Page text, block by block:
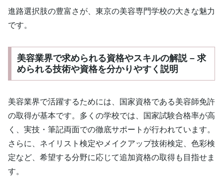
進路選択肢の豊富さが、東京の美容専門学校の大きな魅力
です。
美容業界で求められる資格やスキルの解説 – 求
められる技術や資格を分かりやすく説明
美容業界で活躍するためには、国家資格である美容師免許
の取得が基本です。多くの学校では、国家試験合格率が高
く、実技・筆記両面での徹底サポートが行われています。
さらに、ネイリスト検定やメイクアップ技術検定、色彩検
定など、希望する分野に応じて追加資格の取得も目指せま
す。